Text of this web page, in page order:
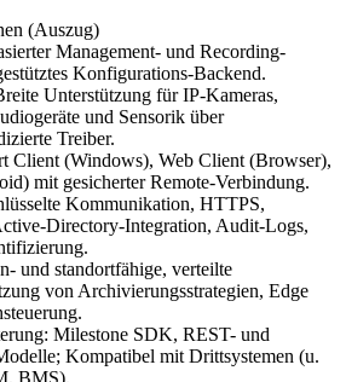
(Auszug)
Management- und Recording-
Konfigurations-Backend.
Unterstützung für IP-Kameras,
und Sensorik über
Treiber.
Client (Windows), Web Client (Browser),
mit gesicherter Remote-Verbindung.
Kommunikation, HTTPS,
Directory-Integration, Audit-Logs,
und standortfähige, verteilte
von Archivierungsstrategien, Edge
Milestone SDK, REST- und
Kompatibel mit Drittsystemen (u.
BMS).